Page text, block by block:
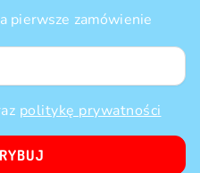
pierwsze zamówienie
politykę prywatności